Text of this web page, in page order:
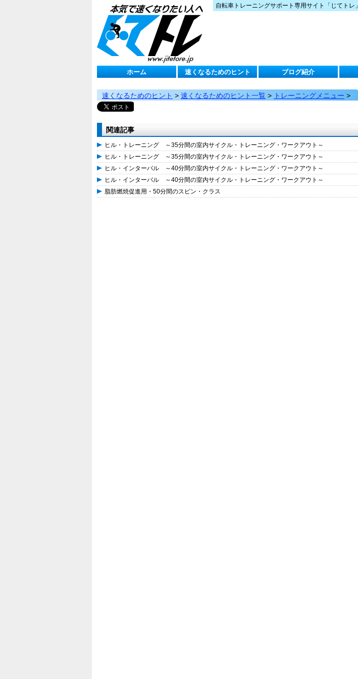
自転車トレーニングサポート専用サイト「じてトレ」
ホーム 速くなるためのヒント ブログ紹介
速くなるためのヒント > 速くなるためのヒント一覧 > トレーニングメニュー >
関連記事
ヒル・トレーニング ～35分間の室内サイクル・トレーニング・ワークアウト～
ヒル・トレーニング ～35分間の室内サイクル・トレーニング・ワークアウト～
ヒル・インターバル ～40分間の室内サイクル・トレーニング・ワークアウト～
ヒル・インターバル ～40分間の室内サイクル・トレーニング・ワークアウト～
脂肪燃焼促進用・50分間のスピン・クラス